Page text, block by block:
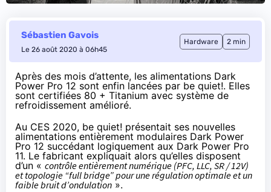
Sébastien Gavois
Le 26 août 2020 à 06h45
Hardware 2 min
Après des mois d’attente, les alimentations Dark
Power Pro 12 sont enfin lancées par be quiet!. Elles
sont certifiées 80 + Titanium avec système de
refroidissement amélioré.
Au CES 2020, be quiet! présentait ses nouvelles
alimentations entièrement modulaires Dark Power
Pro 12 succédant logiquement aux Dark Power Pro
11. Le fabricant expliquait alors qu’elles disposent
d’un « contrôle entièrement numérique (PFC, LLC, SR / 12V)
et topologie “full bridge” pour une régulation optimale et un
faible bruit d’ondulation ».